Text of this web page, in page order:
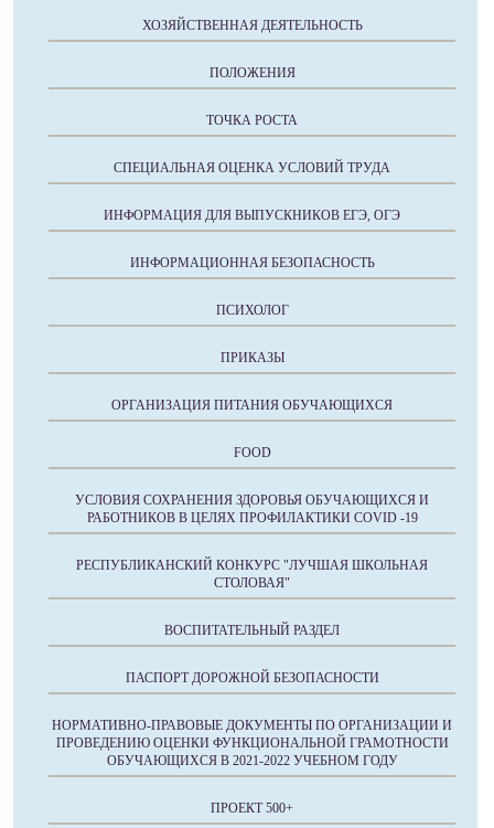
ХОЗЯЙСТВЕННАЯ ДЕЯТЕЛЬНОСТЬ
ПОЛОЖЕНИЯ
ТОЧКА РОСТА
СПЕЦИАЛЬНАЯ ОЦЕНКА УСЛОВИЙ ТРУДА
ИНФОРМАЦИЯ ДЛЯ ВЫПУСКНИКОВ ЕГЭ, ОГЭ
ИНФОРМАЦИОННАЯ БЕЗОПАСНОСТЬ
ПСИХОЛОГ
ПРИКАЗЫ
ОРГАНИЗАЦИЯ ПИТАНИЯ ОБУЧАЮЩИХСЯ
FOOD
УСЛОВИЯ СОХРАНЕНИЯ ЗДОРОВЬЯ ОБУЧАЮЩИХСЯ И
РАБОТНИКОВ В ЦЕЛЯХ ПРОФИЛАКТИКИ COVID -19
РЕСПУБЛИКАНСКИЙ КОНКУРС "ЛУЧШАЯ ШКОЛЬНАЯ
СТОЛОВАЯ"
ВОСПИТАТЕЛЬНЫЙ РАЗДЕЛ
ПАСПОРТ ДОРОЖНОЙ БЕЗОПАСНОСТИ
НОРМАТИВНО-ПРАВОВЫЕ ДОКУМЕНТЫ ПО ОРГАНИЗАЦИИ И
ПРОВЕДЕНИЮ ОЦЕНКИ ФУНКЦИОНАЛЬНОЙ ГРАМОТНОСТИ
ОБУЧАЮЩИХСЯ В 2021-2022 УЧЕБНОМ ГОДУ
ПРОЕКТ 500+